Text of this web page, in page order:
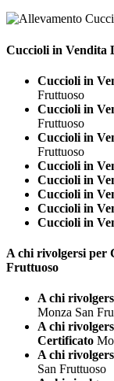
Cuccioli in Vendita
Cuccioli in
Fruttuoso
Cuccioli in
Fruttuoso
Cuccioli in
Fruttuoso
Cuccioli in
Cuccioli in
Cuccioli in
Cuccioli in
Cuccioli in
A chi rivolgersi per
Fruttuoso
A chi
Monza San
A chi
Certificato
A chi
San Fruttuoso